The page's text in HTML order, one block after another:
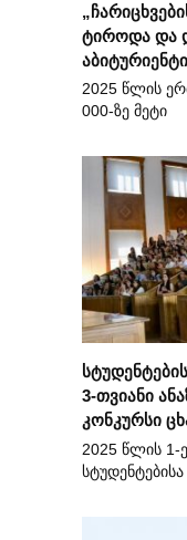
ტიროდა და
2025 წლის
000-ზე მეტი
3-თვიანი
კონკურსი
2025 წლის 1-